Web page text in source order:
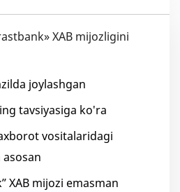
XAB mijozligini
joylashgan
tavsiyasiga ko'ra
vositalaridagi
XAB mijozi emasman